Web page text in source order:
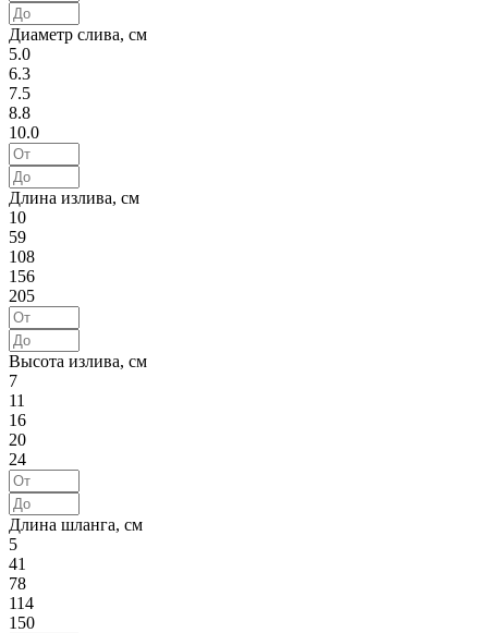
Диаметр слива, см
5.0
6.3
7.5
8.8
10.0
Длина излива, см
10
59
108
156
205
Высота излива, см
7
11
16
20
24
Длина шланга, см
5
41
78
114
150